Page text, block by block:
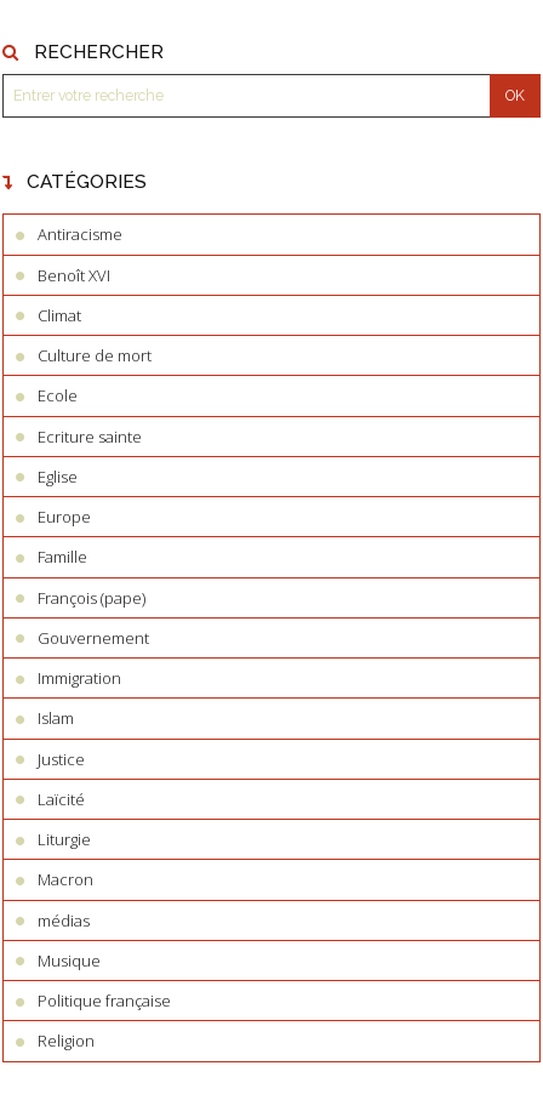
RECHERCHER
CATÉGORIES
Antiracisme
Benoît XVI
Climat
Culture de mort
Ecole
Ecriture sainte
Eglise
Europe
Famille
François (pape)
Gouvernement
Immigration
Islam
Justice
Laïcité
Liturgie
Macron
médias
Musique
Politique française
Religion